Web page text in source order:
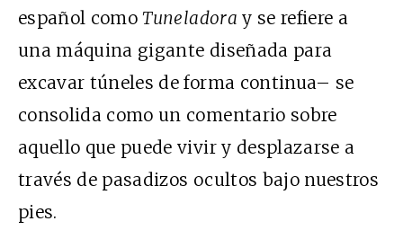
español comoTuneladora y se refiere a
una máquina gigante diseñada para
excavar túneles de forma continua– se
consolida como un comentario sobre
aquello que puede vivir y desplazarse a
través de pasadizos ocultos bajo nuestros
pies.